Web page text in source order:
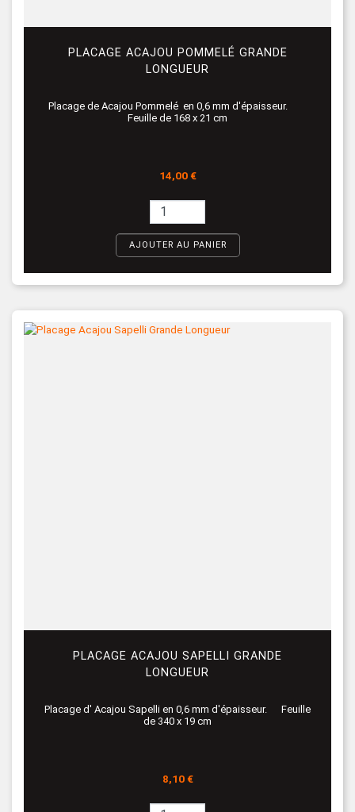
PLACAGE ACAJOU POMMELÉ GRANDE
LONGUEUR
Placage de Acajou Pommelé en 0,6 mm d'épaisseur.
Feuille de 168 x 21 cm
Prix
14,00 €
AJOUTER AU PANIER
PLACAGE ACAJOU SAPELLI GRANDE
LONGUEUR
Placage d' Acajou Sapelli en 0,6 mm d'épaisseur. Feuille
de 340 x 19 cm
Prix
8,10 €